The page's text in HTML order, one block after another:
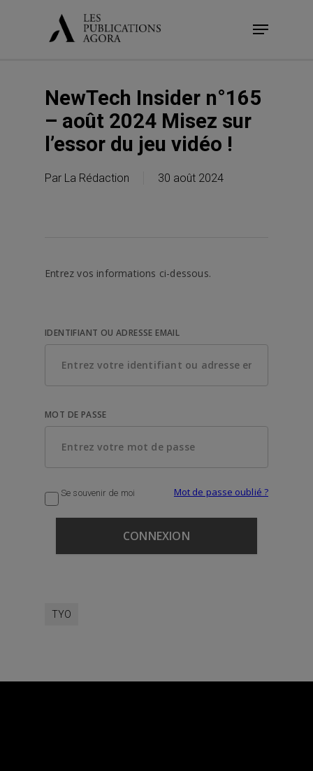
Menu
NewTech Insider n°165
– août 2024 Misez sur
l’essor du jeu vidéo !
Par La Rédaction 30 août 2024
Entrez vos informations ci-dessous.
IDENTIFIANT OU ADRESSE EMAIL
MOT DE PASSE
Se souvenir de moi Mot de passe oublié ?
TYO